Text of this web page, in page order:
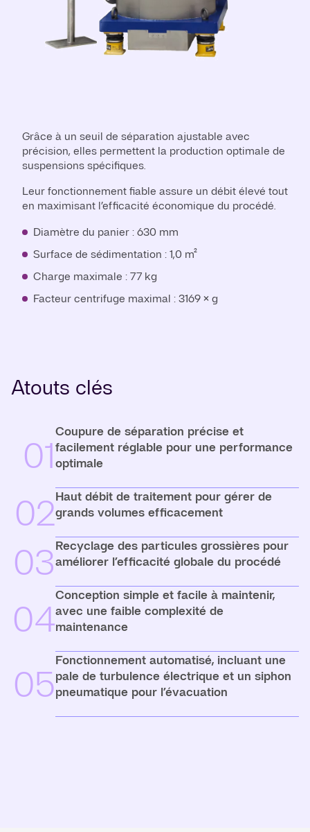
Grâce à un seuil de séparation ajustable avec
précision, elles permettent la production optimale de
suspensions spécifiques.
Leur fonctionnement fiable assure un débit élevé tout
en maximisant l’efficacité économique du procédé.
Diamètre du panier : 630 mm
Surface de sédimentation : 1,0 m²
Charge maximale : 77 kg
Facteur centrifuge maximal : 3169 × g
Atouts clés
01
Coupure de séparation précise et
facilement réglable pour une performance
optimale
02Haut débit de traitement pour gérer de
grands volumes efficacement
03Recyclage des particules grossières pour
améliorer l’efficacité globale du procédé
04
Conception simple et facile à maintenir,
avec une faible complexité de
maintenance
05
Fonctionnement automatisé, incluant une
pale de turbulence électrique et un siphon
pneumatique pour l’évacuation